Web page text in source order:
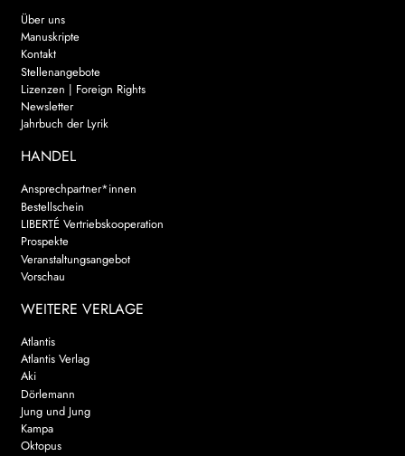
Über uns
Manuskripte
Kontakt
Stellenangebote
Lizenzen | Foreign Rights
Newsletter
Jahrbuch der Lyrik
HANDEL
Ansprechpartner*innen
Bestellschein
LIBERTÉ Vertriebskooperation
Prospekte
Veranstaltungsangebot
Vorschau
WEITERE VERLAGE
Atlantis
Atlantis Verlag
Aki
Dörlemann
Jung und Jung
Kampa
Oktopus